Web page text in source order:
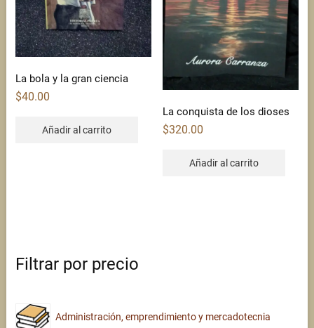
La bola y la gran ciencia
$40.00
Añadir al carrito
La conquista de los dioses
$320.00
Añadir al carrito
Filtrar por precio
Administración, emprendimiento y mercadotecnia